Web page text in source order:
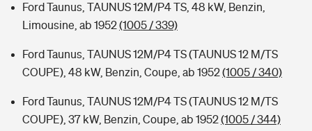
Ford Taunus, TAUNUS 12M/P4 TS, 48 kW, Benzin,
Limousine, ab 1952(1005 / 339)
Ford Taunus, TAUNUS 12M/P4 TS (TAUNUS 12 M/TS
COUPE), 48 kW, Benzin, Coupe, ab 1952(1005 / 340)
Ford Taunus, TAUNUS 12M/P4 TS (TAUNUS 12 M/TS
COUPE), 37 kW, Benzin, Coupe, ab 1952(1005 / 344)